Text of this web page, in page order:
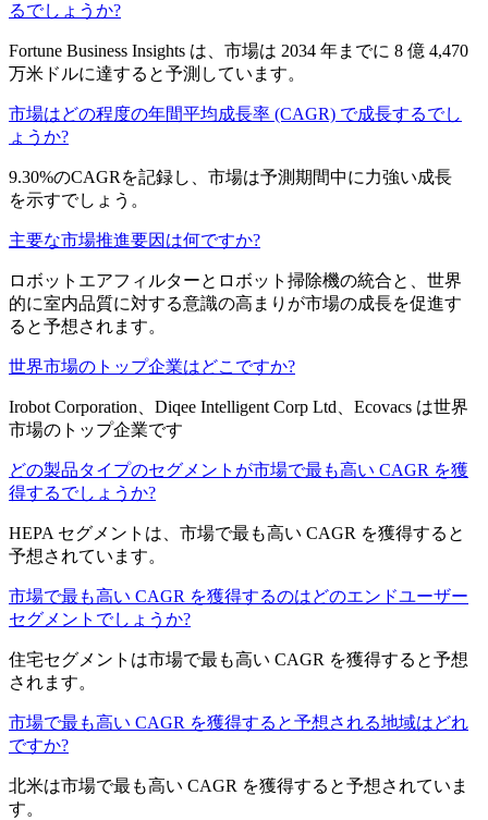
るでしょうか?
Fortune Business Insights は、市場は 2034 年までに 8 億 4,470
万米ドルに達すると予測しています。
市場はどの程度の年間平均成長率 (CAGR) で成長するでし
ょうか?
9.30%のCAGRを記録し、市場は予測期間中に力強い成長
を示すでしょう。
主要な市場推進要因は何ですか?
ロボットエアフィルターとロボット掃除機の統合と、世界
的に室内品質に対する意識の高まりが市場の成長を促進す
ると予想されます。
世界市場のトップ企業はどこですか?
Irobot Corporation、Diqee Intelligent Corp Ltd、Ecovacs は世界
市場のトップ企業です
どの製品タイプのセグメントが市場で最も高い CAGR を獲
得するでしょうか?
HEPA セグメントは、市場で最も高い CAGR を獲得すると
予想されています。
市場で最も高い CAGR を獲得するのはどのエンドユーザー
セグメントでしょうか?
住宅セグメントは市場で最も高い CAGR を獲得すると予想
されます。
市場で最も高い CAGR を獲得すると予想される地域はどれ
ですか?
北米は市場で最も高い CAGR を獲得すると予想されていま
す。